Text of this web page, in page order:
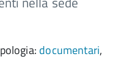
documentari,